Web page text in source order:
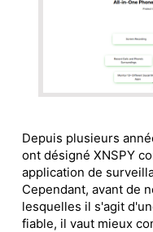
Depuis plusieurs
ont désigné XNSPY
application de
Cependant, avant de
lesquelles il s'agit
fiable, il vaut mieux